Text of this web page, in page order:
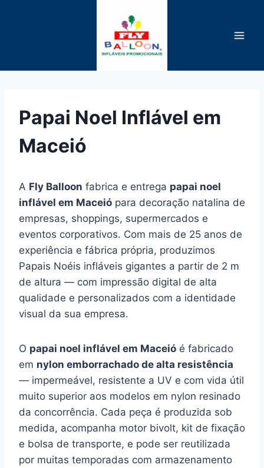
Papai Noel Inflável em
Maceió
A Fly Balloon fabrica e entrega papai noel
inflável em Maceió para decoração natalina de
empresas, shoppings, supermercados e
eventos corporativos. Com mais de 25 anos de
experiência e fábrica própria, produzimos
Papais Noéis infláveis gigantes a partir de 2 m
de altura — com impressão digital de alta
qualidade e personalizados com a identidade
visual da sua empresa.
O papai noel inflável em Maceió é fabricado
em nylon emborrachado de alta resistência
— impermeável, resistente a UV e com vida útil
muito superior aos modelos em nylon resinado
da concorrência. Cada peça é produzida sob
medida, acompanha motor bivolt, kit de fixação
e bolsa de transporte, e pode ser reutilizada
por muitas temporadas com armazenamento